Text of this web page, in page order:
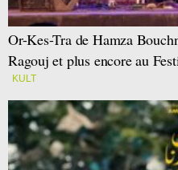
Or-Kes-Tra de Hamza
Ragouj et plus encore au
KULT